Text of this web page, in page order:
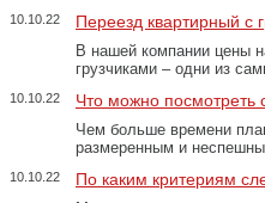
10.10.22 Переезд квартирный с
В нашей компании цены
грузчиками – одни из
10.10.22 Что можно посмотреть
Чем больше времени
размеренным и
10.10.22 По каким критериям